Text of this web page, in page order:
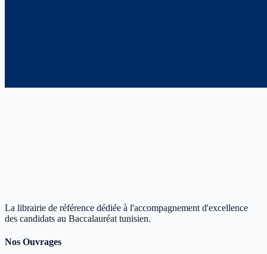
La librairie de référence dédiée à l'accompagnement d'excellence
des candidats au Baccalauréat tunisien.
Nos Ouvrages